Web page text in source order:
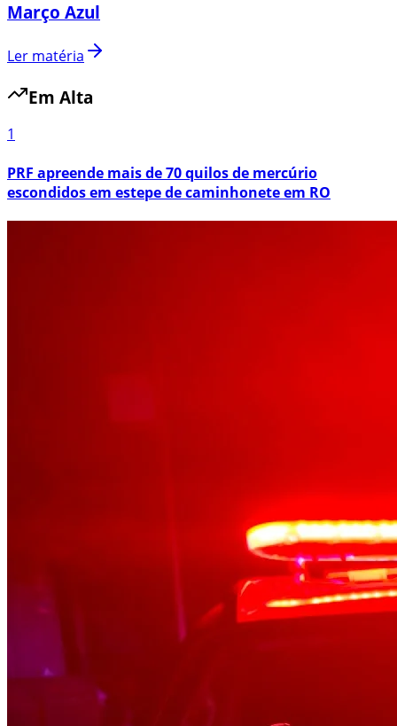
Março Azul
Ler matéria
Em Alta
1
PRF apreende mais de 70 quilos de mercúrio
escondidos em estepe de caminhonete em RO